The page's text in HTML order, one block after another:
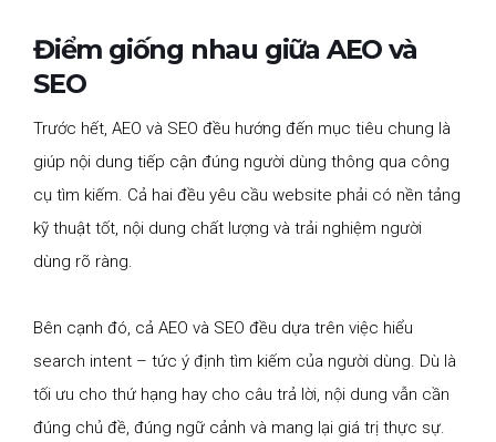
Điểm giống nhau giữa AEO và
SEO
Trước hết, AEO và SEO đều hướng đến mục tiêu chung là
giúp nội dung tiếp cận đúng người dùng thông qua công
cụ tìm kiếm. Cả hai đều yêu cầu website phải có nền tảng
kỹ thuật tốt, nội dung chất lượng và trải nghiệm người
dùng rõ ràng.
Bên cạnh đó, cả AEO và SEO đều dựa trên việc hiểu
search intent – tức ý định tìm kiếm của người dùng. Dù là
tối ưu cho thứ hạng hay cho câu trả lời, nội dung vẫn cần
đúng chủ đề, đúng ngữ cảnh và mang lại giá trị thực sự.